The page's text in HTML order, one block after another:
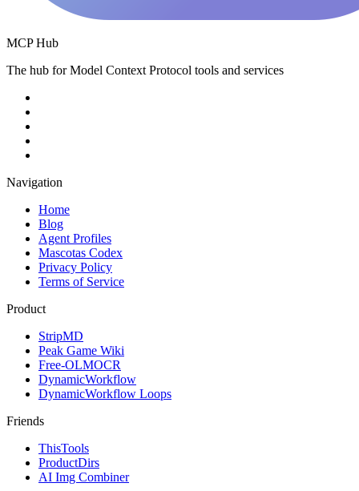
MCP Hub
The hub for Model Context Protocol tools and services
Navigation
Home
Blog
Agent Profiles
Mascotas Codex
Privacy Policy
Terms of Service
Product
StripMD
Peak Game Wiki
Free-OLMOCR
DynamicWorkflow
DynamicWorkflow Loops
Friends
ThisTools
ProductDirs
AI Img Combiner